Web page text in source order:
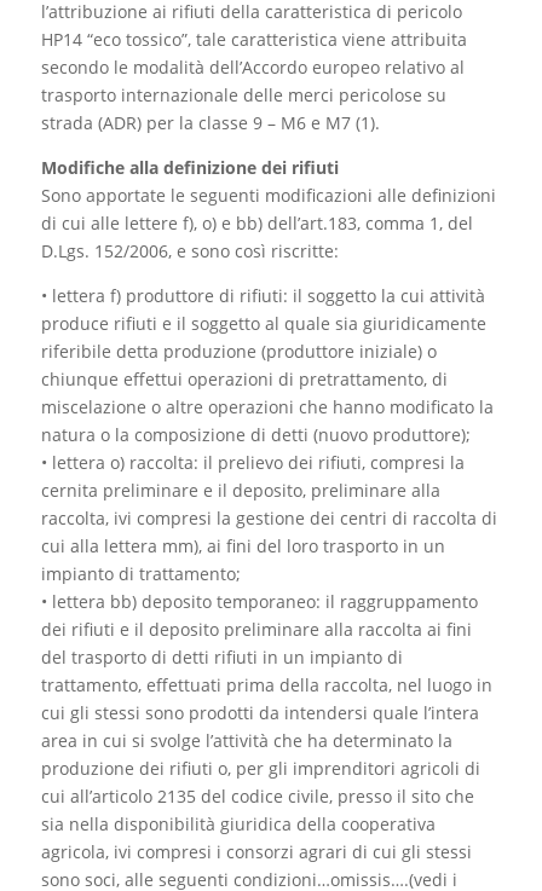
l’attribuzione ai rifiuti della caratteristica di pericolo
HP14 “eco tossico”, tale caratteristica viene attribuita
secondo le modalità dell’Accordo europeo relativo al
trasporto internazionale delle merci pericolose su
strada (ADR) per la classe 9 – M6 e M7 (1).
Modifiche alla definizione dei rifiuti
Sono apportate le seguenti modificazioni alle definizioni
di cui alle lettere f), o) e bb) dell’art.183, comma 1, del
D.Lgs. 152/2006, e sono così riscritte:
• lettera f) produttore di rifiuti: il soggetto la cui attività
produce rifiuti e il soggetto al quale sia giuridicamente
riferibile detta produzione (produttore iniziale) o
chiunque effettui operazioni di pretrattamento, di
miscelazione o altre operazioni che hanno modificato la
natura o la composizione di detti (nuovo produttore);
• lettera o) raccolta: il prelievo dei rifiuti, compresi la
cernita preliminare e il deposito, preliminare alla
raccolta, ivi compresi la gestione dei centri di raccolta di
cui alla lettera mm), ai fini del loro trasporto in un
impianto di trattamento;
• lettera bb) deposito temporaneo: il raggruppamento
dei rifiuti e il deposito preliminare alla raccolta ai fini
del trasporto di detti rifiuti in un impianto di
trattamento, effettuati prima della raccolta, nel luogo in
cui gli stessi sono prodotti da intendersi quale l’intera
area in cui si svolge l’attività che ha determinato la
produzione dei rifiuti o, per gli imprenditori agricoli di
cui all’articolo 2135 del codice civile, presso il sito che
sia nella disponibilità giuridica della cooperativa
agricola, ivi compresi i consorzi agrari di cui gli stessi
sono soci, alle seguenti condizioni…omissis….(vedi i